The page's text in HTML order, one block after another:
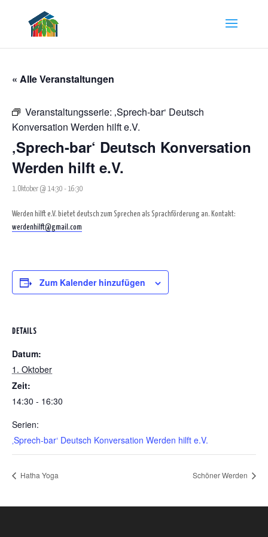
« Alle Veranstaltungen
Veranstaltungsserie: ‚Sprech-bar‘ Deutsch
Konversation Werden hilft e.V.
‚Sprech-bar‘ Deutsch Konversation
Werden hilft e.V.
1. Oktober @ 14:30 - 16:30
Werden hilft e.V. bietet deutsch zum Sprechen als Sprachförderung an. Kontakt:
werdenhilft@gmail.com
Zum Kalender hinzufügen
DETAILS
Datum:
1. Oktober
Zeit:
14:30 - 16:30
Serien:
‚Sprech-bar‘ Deutsch Konversation Werden hilft e.V.
Hatha Yoga Schöner Werden